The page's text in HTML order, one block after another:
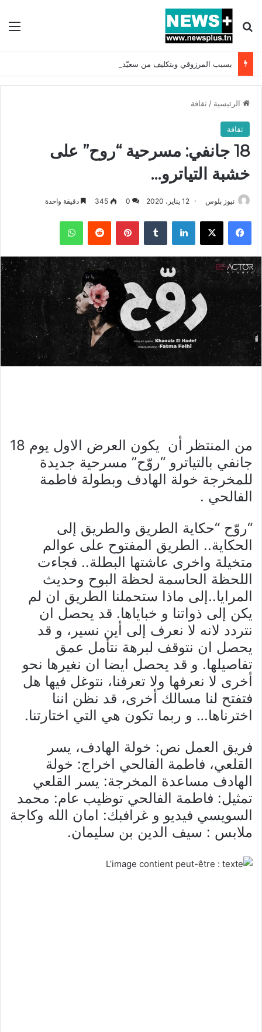
بحث عن
الرئيسية / ثقافة
ثقافة
18 جانفي: مسرحية “روح” على
خشبة التياترو…
نيوز بلوس 12 يناير، 2020 0
345 دقيقة واحدة
فيسبوك X لينكدإن بينتيريست واتساب
من المنتظر أن يكون العرض الاول يوم 18
جانفي بالتياترو “روّح” مسرحية جديدة
للمخرجة خولة الهادف وبطولة فاطمة
الفالحي .
“روّح “حكاية الطريق والطريق إلى
الحكاية.. الطريق المفتوح على عوالم
متخيلة واخرى عاشتها البطلة.. فجاءت
اللحظة الحاسمة لحظة البوح وحديث
المرايا..إلى ماذا ستحملنا الطريق ان لم
يكن إلى ذواتنا و خباياها. قد يحصل ان
نتردد لانه لا نعرف إلى أين نسير، و قد
يحصل ان نتوقف لبرهة نتأمل عمق
تفاصيلها. و قد يحصل ايضا ان نغيرها نحو
أخرى لا نعرفها ولا تعرفنا، نتوغل فيها هل
فتفتح لنا مسالك أخرى، قد نظن اننا
اخترناها… و ربما تكون هي التي اختارتنا.
فريق العمل نص: خولة الهادف، يسر
القلعي، فاطمة الفالحي اخراج: خولة
الهادف مساعدة المخرجة: يسر القلعي
تمثيل: فاطمة الفالحي توظيب عام: محمد
السويسي فيديو و غرافبك: امان الله وكاجة
ملابس : سيف الدين بن سليمان.